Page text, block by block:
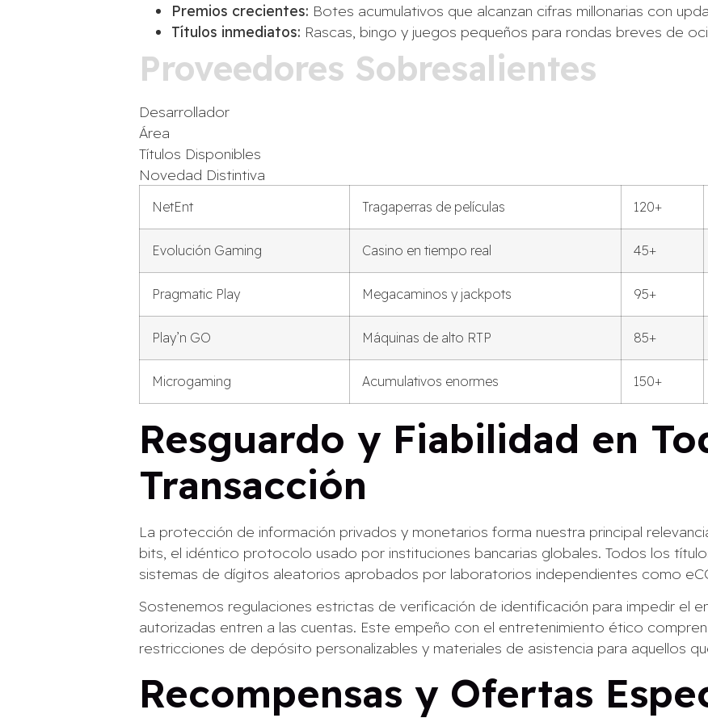
Premios crecientes: Botes acumulativos que alcanzan cifras millonarias con
Títulos inmediatos: Rascas, bingo y juegos pequeños para rondas breves de
Proveedores Sobresalientes
Desarrollador
Área
Títulos Disponibles
Novedad Distintiva
NetEnt Tragaperras de películas 120+
Evolución Gaming Casino en tiempo real 45+
Pragmatic Play Megacaminos y jackpots 95+
Play’n GO Máquinas de alto RTP 85+
Microgaming Acumulativos enormes 150+
Resguardo y Fiabilidad en
Transacción
La protección de información privados y monetarios forma nuestra principal
bits, el idéntico protocolo usado por instituciones bancarias globales. Todos los
sistemas de dígitos aleatorios aprobados por laboratorios independientes como
Sostenemos regulaciones estrictas de verificación de identificación para impedir el
autorizadas entren a las cuentas. Este empeño con el entretenimiento ético
restricciones de depósito personalizables y materiales de asistencia para aquellos
Recompensas y Ofertas